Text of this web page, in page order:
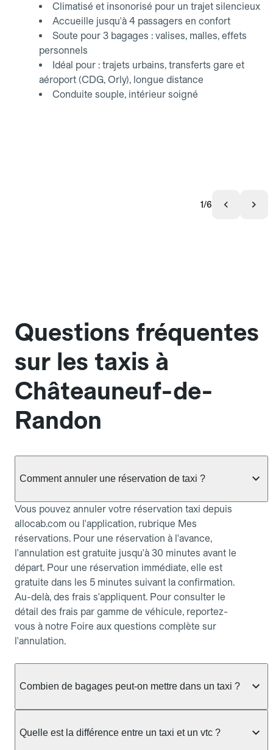
Climatisé et insonorisé pour un trajet silencieux
Accueille jusqu'à 4 passagers en confort
Soute pour 3 bagages : valises, malles, effets
personnels
Idéal pour : trajets urbains, transferts gare et
aéroport (CDG, Orly), longue distance
Conduite souple, intérieur soigné
1/6
Questions fréquentes
sur les taxis à
Châteauneuf-de-
Randon
Comment annuler une réservation de taxi ?
Vous pouvez annuler votre réservation taxi depuis
allocab.com ou l'application, rubrique Mes
réservations. Pour une réservation à l'avance,
l'annulation est gratuite jusqu'à 30 minutes avant le
départ. Pour une réservation immédiate, elle est
gratuite dans les 5 minutes suivant la confirmation.
Au-delà, des frais s'appliquent. Pour consulter le
détail des frais par gamme de véhicule, reportez-
vous à notre Foire aux questions complète sur
l'annulation.
Combien de bagages peut-on mettre dans un taxi ?
taxi berline accueille en général jusqu'à 3 bagages
Quelle est la différence entre un taxi et un vtc ?